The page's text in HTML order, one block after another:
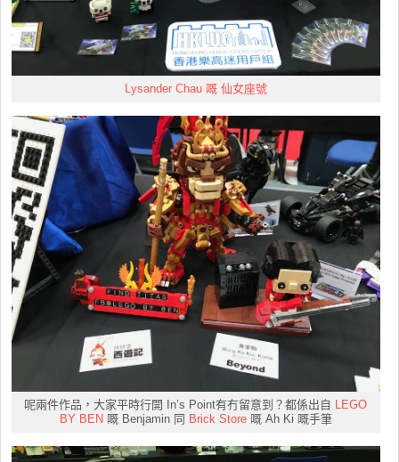
Lysander Chau 嘅 仙女座號
呢兩件作品，大家平時行開 In’s Point有冇留意到？都係出自 LEGO
BY BEN 嘅 Benjamin 同 Brick Store嘅 Ah Ki 嘅手筆